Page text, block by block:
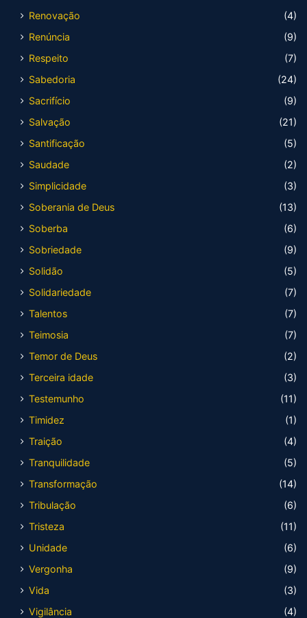
Renovação
(4)
Renúncia
(9)
Respeito
(7)
Sabedoria
(24)
Sacrifício
(9)
Salvação
(21)
Santificação
(5)
Saudade
(2)
Simplicidade
(3)
Soberania de Deus
(13)
Soberba
(6)
Sobriedade
(9)
Solidão
(5)
Solidariedade
(7)
Talentos
(7)
Teimosia
(7)
Temor de Deus
(2)
Terceira idade
(3)
Testemunho
(11)
Timidez
(1)
Traição
(4)
Tranquilidade
(5)
Transformação
(14)
Tribulação
(6)
Tristeza
(11)
Unidade
(6)
Vergonha
(9)
Vida
(3)
Vigilância
(4)